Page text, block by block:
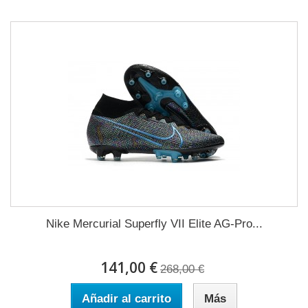
Nike Mercurial Superfly VII Elite AG-Pro...
141,00 € 268,00 €
Añadir al carrito Más